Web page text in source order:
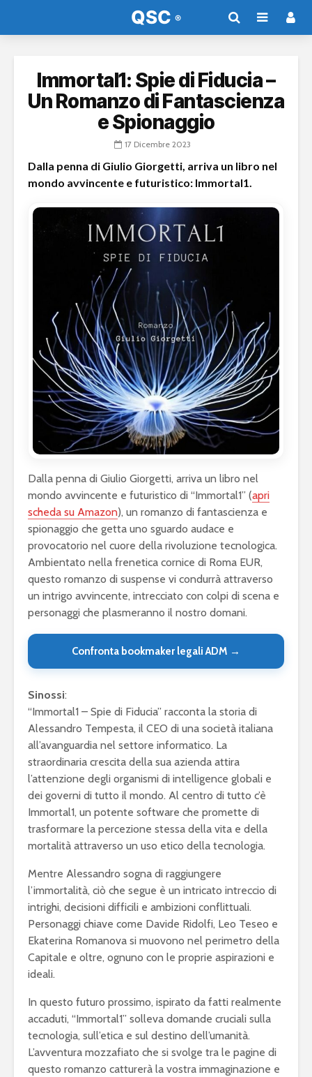
Immortal1: Spie di Fiducia –
Un Romanzo di Fantascienza
e Spionaggio
17 Dicembre 2023
Dalla penna di Giulio Giorgetti, arriva un libro nel
mondo avvincente e futuristico: Immortal1.
Dalla penna di Giulio Giorgetti, arriva un libro nel
mondo avvincente e futuristico di “Immortal1” (apri
scheda su Amazon), un romanzo di fantascienza e
spionaggio che getta uno sguardo audace e
provocatorio nel cuore della rivoluzione tecnologica.
Ambientato nella frenetica cornice di Roma EUR,
questo romanzo di suspense vi condurrà attraverso
un intrigo avvincente, intrecciato con colpi di scena e
personaggi che plasmeranno il nostro domani.
Confronta bookmaker legali ADM →
Sinossi:
“Immortal1 – Spie di Fiducia” racconta la storia di
Alessandro Tempesta, il CEO di una società italiana
all’avanguardia nel settore informatico. La
straordinaria crescita della sua azienda attira
l’attenzione degli organismi di intelligence globali e
dei governi di tutto il mondo. Al centro di tutto c’è
Immortal1, un potente software che promette di
trasformare la percezione stessa della vita e della
mortalità attraverso un uso etico della tecnologia.
Mentre Alessandro sogna di raggiungere
l’immortalità, ciò che segue è un intricato intreccio di
intrighi, decisioni difficili e ambizioni conflittuali.
Personaggi chiave come Davide Ridolfi, Leo Teseo e
Ekaterina Romanova si muovono nel perimetro della
Capitale e oltre, ognuno con le proprie aspirazioni e
ideali.
In questo futuro prossimo, ispirato da fatti realmente
accaduti, “Immortal1” solleva domande cruciali sulla
tecnologia, sull’etica e sul destino dell’umanità.
L’avventura mozzafiato che si svolge tra le pagine di
questo romanzo catturerà la vostra immaginazione e